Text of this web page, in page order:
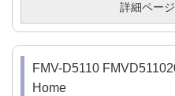
詳細ペー
FMV-D5110
Home